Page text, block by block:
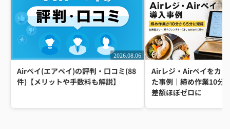
2026.08.06
Airペイ(エアペイ)の評判・口コミ(88
件)【メリットや手数料も解説】
Airレジ・Airペイをカ
た事例｜締め作業10分
差額ほぼゼロに